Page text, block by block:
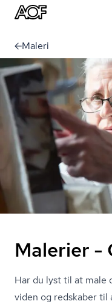
Maleri
Malerier -
Har du lyst til at male
viden og redskaber til